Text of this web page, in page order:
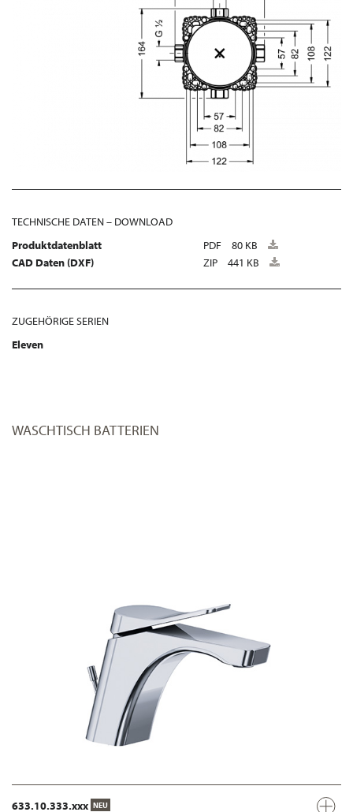
TECHNISCHE DATEN – DOWNLOAD
Produktdatenblatt
PDF
80 KB
CAD Daten (DXF)
ZIP 441 KB
ZUGEHÖRIGE SERIEN
Eleven
WASCHTISCH BATTERIEN
633.10.333.xxx NEU